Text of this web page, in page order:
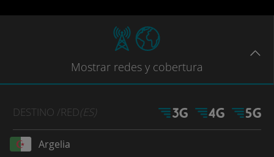
Mostrar redes y cobertura
DESTINO /RED(ES)
Argelia